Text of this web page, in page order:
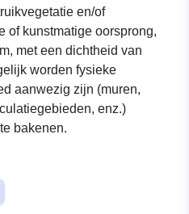
en/of
of kunstmatige oorsprong,
met een dichtheid van
worden fysieke
aanwezig zijn (muren,
enz.)
bakenen.